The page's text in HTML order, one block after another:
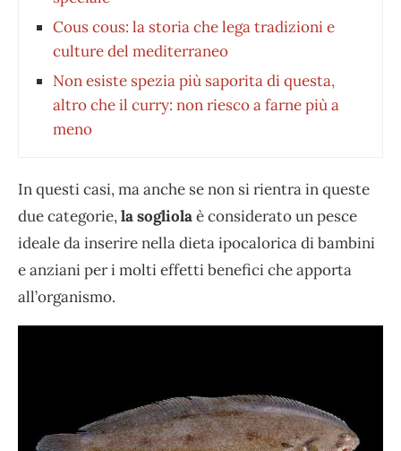
Cous cous: la storia che lega tradizioni e
culture del mediterraneo
Non esiste spezia più saporita di questa,
altro che il curry: non riesco a farne più a
meno
In questi casi, ma anche se non si rientra in queste
due categorie,la sogliolaè considerato un pesce
ideale da inserire nella dieta ipocalorica di bambini
e anziani per i molti effetti benefici che apporta
all’organismo.